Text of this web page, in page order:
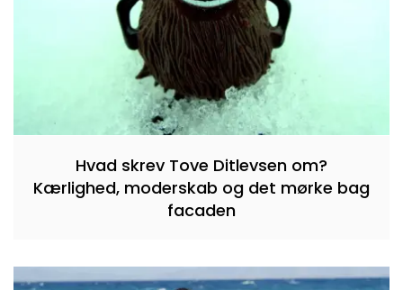
Hvad skrev Tove Ditlevsen om?
Kærlighed, moderskab og det mørke bag
facaden